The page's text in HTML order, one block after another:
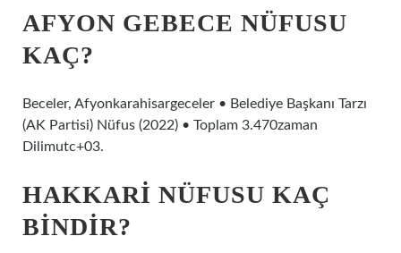
AFYON GEBECE NÜFUSU
KAÇ?
Beceler, Afyonkarahisargeceler • Belediye Başkanı Tarzı
(AK Partisi) Nüfus (2022) • Toplam 3.470zaman
Dilimutc+03.
HAKKARI NÜFUSU KAÇ
BINDIR?